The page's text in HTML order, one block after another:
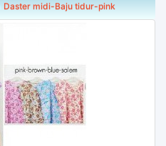
Daster midi-Baju tidur-pink